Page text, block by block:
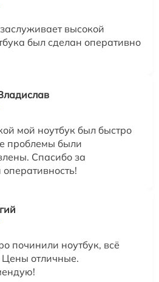
высокой
был сделан оперативно
мой ноутбук был быстро
проблемы были
Спасибо за
починили ноутбук, всё
Цены отличные.